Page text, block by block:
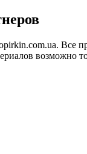
Все
возможно